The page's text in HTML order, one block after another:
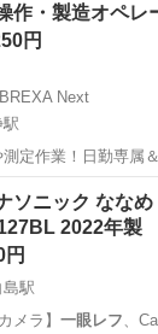
作・製造オペレ
円
Next
定作業！日勤専属
作業★マイカー通勤
度あり！《茨城県常
造工...
静駅 その他
ソニック ななめ
2022年製
円
駅
カメラ】 一眼レフ、